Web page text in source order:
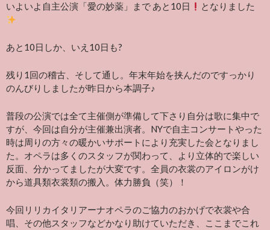
いよいよ自主公演「愛の妙薬」まで あと10日 となりました
あと10日しか、いえ10日も?
残り1回の稽古、そして通し。年末年始を挟んだのですっかり
のんびりしましたが昨日から本調子♪
普段の公演では全て主催側が準備して下さり自分は歌に集中で
すが、今回は自分が主催兼出演者。NYで自主コンサートやった
時は周りの方々の暖かいサポートにより充実した会となりまし
た。オペラは多くのスタッフが関わって、より立体的で楽しい
反面、分かってましたが大変です。全員の衣裳のアイロンがけ
から道具類衣裳類の搬入。体力勝負（笑）！
今回リリカイタリアーナオペラのご協力のおかげで衣裳や合
唱、その他スタッフなどかなり助けていただき、ここまでこれ